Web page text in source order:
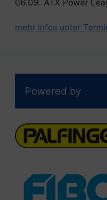
06.09. ATX Power
mehr Infos unter
Powered by